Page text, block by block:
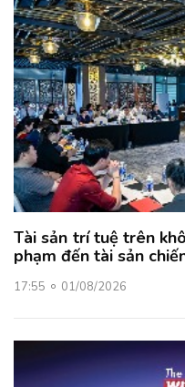
Tài sản trí tuệ trên
phạm đến tài sản
17:55 01/08/2026